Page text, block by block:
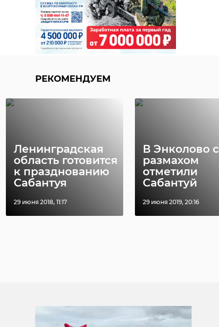
РЕКОМЕНДУЕМ
Ленинградская
область готовится
к празднованию
Сабантуя
29 июня 2018, 11:17
В Энколово с
размахом
отметили
Сабантуй
29 июня 2019, 20:16